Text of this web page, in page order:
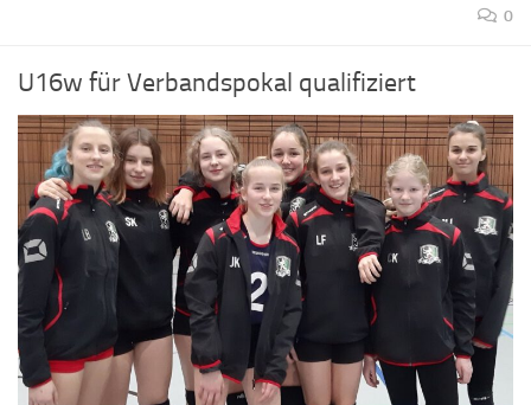
0
U16w für Verbandspokal qualifiziert